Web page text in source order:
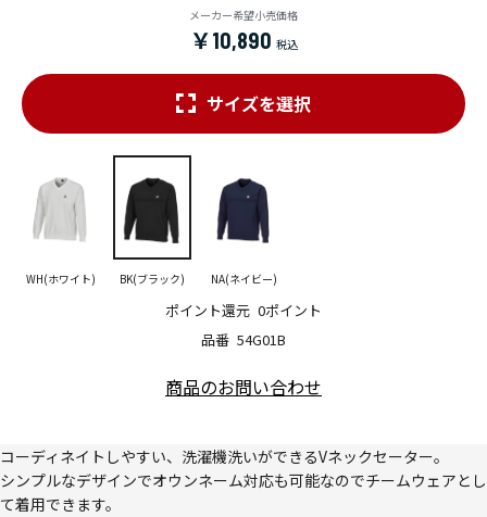
メーカー希望小売価格
￥10,890
品番 54G01B
ポイント還元 0ポイント
サイズを選択
WH(ホワイト) BK(ブラック) NA(ネイビー)
商品のお問い合わせ
コーディネイトしやすい、洗濯機洗いができるVネックセーター。
シンプルなデザインでオウンネーム対応も可能なのでチームウェアとし
て着用できます。